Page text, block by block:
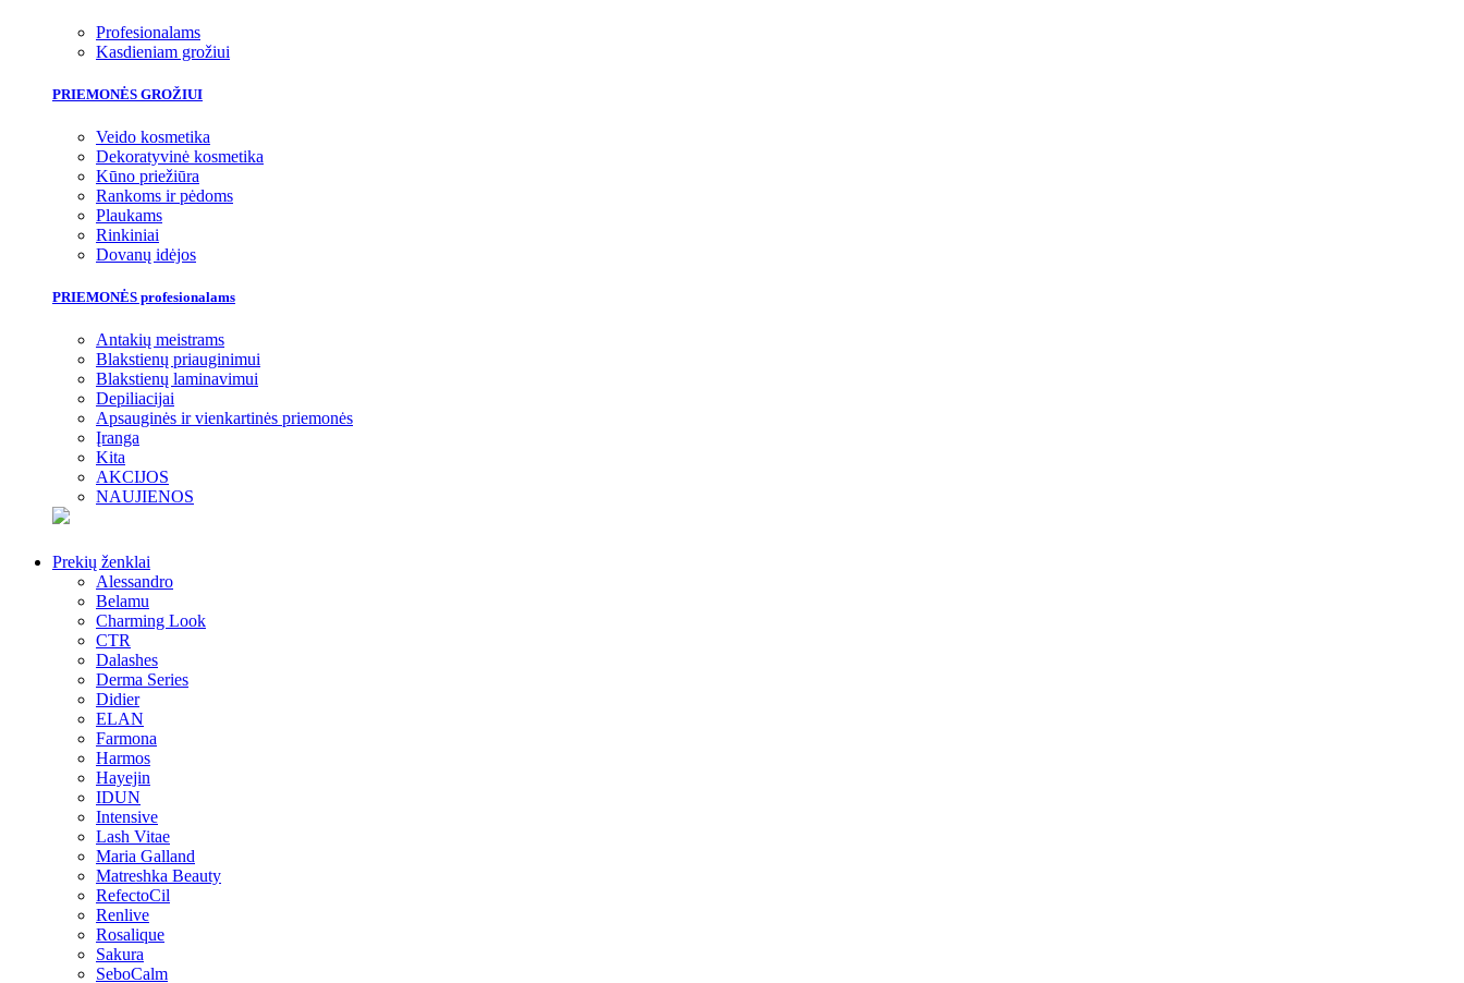
Profesionalams
Kasdieniam grožiui
PRIEMONĖS GROŽIUI
Veido kosmetika
Dekoratyvinė kosmetika
Kūno priežiūra
Rankoms ir pėdoms
Plaukams
Rinkiniai
Dovanų idėjos
PRIEMONĖS profesionalams
Antakių meistrams
Blakstienų priauginimui
Blakstienų laminavimui
Depiliacijai
Apsauginės ir vienkartinės priemonės
Įranga
Kita
AKCIJOS
NAUJIENOS
Prekių ženklai
Alessandro
Belamu
Charming Look
CTR
Dalashes
Derma Series
Didier
ELAN
Farmona
Harmos
Hayejin
IDUN
Intensive
Lash Vitae
Maria Galland
Matreshka Beauty
RefectoCil
Renlive
Rosalique
Sakura
SeboCalm